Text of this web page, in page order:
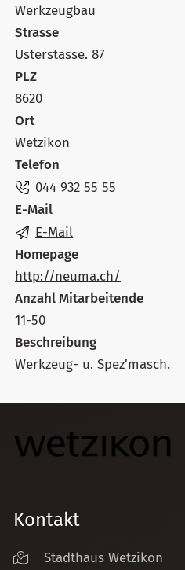
Werkzeugbau
Strasse
Usterstasse. 87
PLZ
8620
Ort
Wetzikon
Telefon
044 932 55 55
E-Mail
E-Mail
Homepage
http://neuma.ch/
Anzahl Mitarbeitende
11-50
Beschreibung
Werkzeug- u. Spez'masch.
Kontakt
Stadthaus Wetzikon